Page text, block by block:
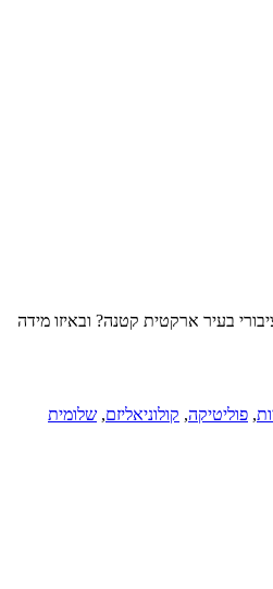
בעיר ארקטית קטנה? ובאיזו מידה
, פוליטיקה, קולוניאליזם, שלומית